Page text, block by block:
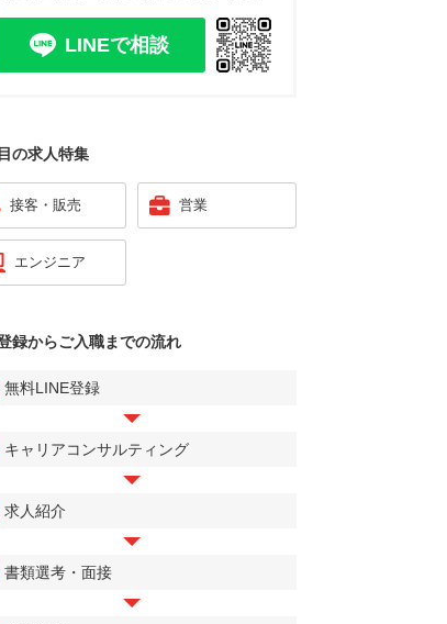
LINEで相談
の求人特集
接客・販売 営業
エンジニア
録からご入職までの流れ
無料LINE登録
キャリアコンサルティング
求人紹介
書類選考・面接